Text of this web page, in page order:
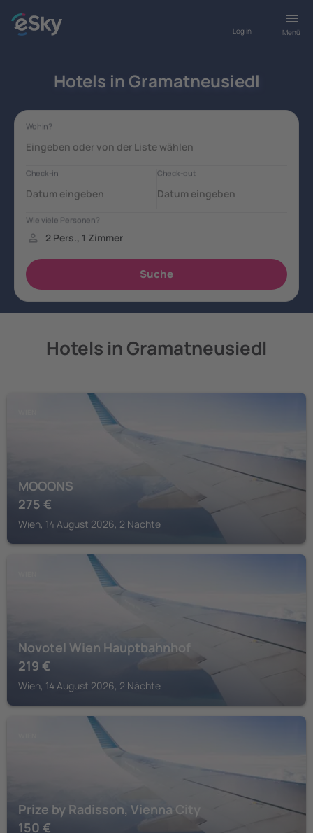
Menü
Log in
Hotels in Gramatneusiedl
Hotels in Gramatneusiedl
MOOONS
275 €
Wien, 14 August 2026, 2 Nächte
Novotel Wien Hauptbahnhof
219 €
Wien, 14 August 2026, 2 Nächte
Prize by Radisson, Vienna City
150 €